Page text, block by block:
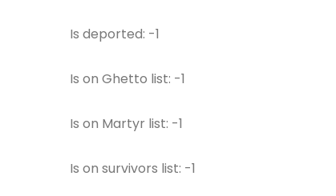
Is deported: -1
Is on Ghetto list: -1
Is on Martyr list: -1
Is on survivors list: -1